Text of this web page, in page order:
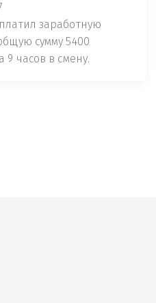
заработную
сумму 5400
9 часов в смену.